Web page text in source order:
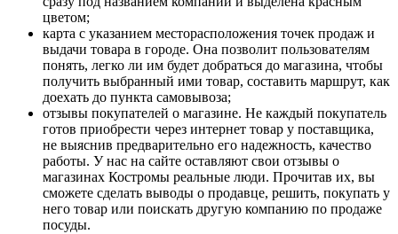
цветом;
карта с указанием месторасположения точек продаж и
выдачи товара в городе. Она позволит пользователям
понять, легко ли им будет добраться до магазина, чтобы
получить выбранный ими товар, составить маршрут, как
доехать до пункта самовывоза;
отзывы покупателей о магазине. Не каждый покупатель
готов приобрести через интернет товар у поставщика,
не выяснив предварительно его надежность, качество
работы. У нас на сайте оставляют свои отзывы о
магазинах Костромы реальные люди. Прочитав их, вы
сможете сделать выводы о продавце, решить, покупать у
него товар или поискать другую компанию по продаже
посуды.